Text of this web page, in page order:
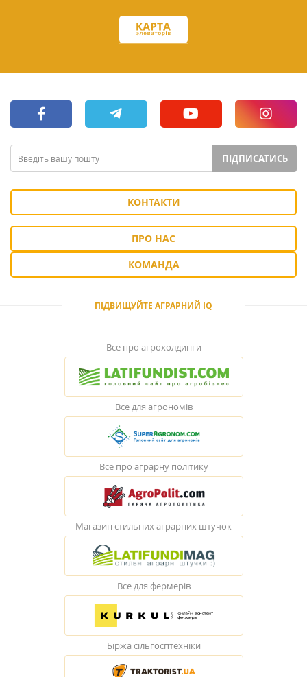
ПІДПИСАТИСЬ
КОНТАКТИ
ПРО НАС
КОМАНДА
ПІДВИЩУЙТЕ АГРАРНИЙ IQ
Все про агрохолдинги
Все для агрономів
Все про аграрну політику
Магазин стильних аграрних штучок
Все для фермерів
Біржа сільгосптехніки